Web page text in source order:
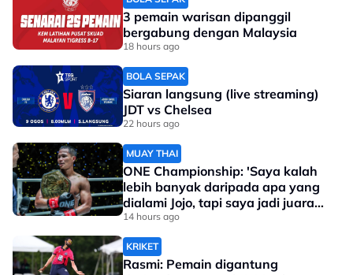
3 pemain warisan dipanggil
bergabung dengan Malaysia
18 hours ago
BOLA SEPAK
Siaran langsung (live streaming)
JDT vs Chelsea
22 hours ago
MUAY THAI
ONE Championship: 'Saya kalah
lebih banyak daripada apa yang
dialami Jojo, tapi saya jadi juara
dunia'
14 hours ago
KRIKET
Rasmi: Pemain digantung